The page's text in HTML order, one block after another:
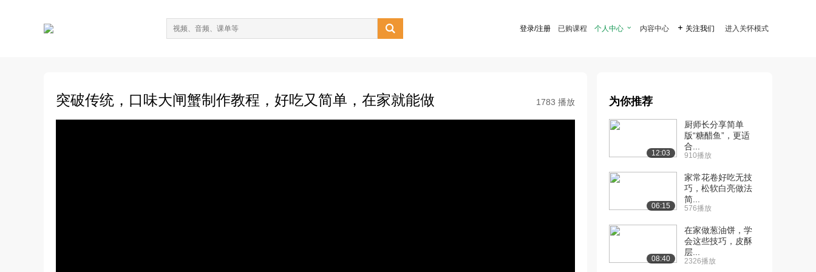
 登录/注册 已购课程 个人中心  内容中心  关注我们 进入关怀模式
突破传统，口味大闸蟹制作教程，好吃又简单，在家就能做 1783 播放 为你推荐
12:03
厨师长分享简单
版“糖醋鱼”，更适
合...
910播放
06:15
家常花卷好吃无技
巧，松软白亮做法
简...
576播放
08:40
在家做葱油饼，学
会这些技巧，皮酥
层...
2326播放